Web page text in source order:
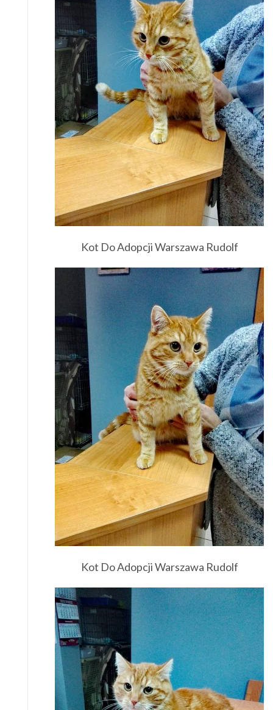
Kot Do Adopcji Warszawa Rudolf
Kot Do Adopcji Warszawa Rudolf